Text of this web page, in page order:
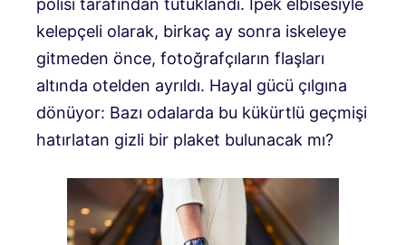
polisi tarafından tutuklandı. İpek elbisesiyle
kelepçeli olarak, birkaç ay sonra iskeleye
gitmeden önce, fotoğrafçıların flaşları
altında otelden ayrıldı. Hayal gücü çılgına
dönüyor: Bazı odalarda bu kükürtlü geçmişi
hatırlatan gizli bir plaket bulunacak mı?